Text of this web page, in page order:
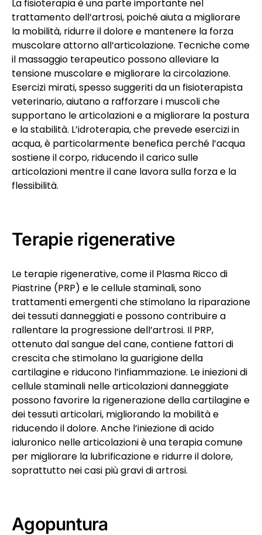
La fisioterapia è una parte importante nel
trattamento dell’artrosi, poiché aiuta a migliorare
la mobilità, ridurre il dolore e mantenere la forza
muscolare attorno all’articolazione. Tecniche come
il massaggio terapeutico possono alleviare la
tensione muscolare e migliorare la circolazione.
Esercizi mirati, spesso suggeriti da un fisioterapista
veterinario, aiutano a rafforzare i muscoli che
supportano le articolazioni e a migliorare la postura
e la stabilità. L’idroterapia, che prevede esercizi in
acqua, è particolarmente benefica perché l’acqua
sostiene il corpo, riducendo il carico sulle
articolazioni mentre il cane lavora sulla forza e la
flessibilità.
Terapie rigenerative
Le terapie rigenerative, come il Plasma Ricco di
Piastrine (PRP) e le cellule staminali, sono
trattamenti emergenti che stimolano la riparazione
dei tessuti danneggiati e possono contribuire a
rallentare la progressione dell’artrosi. Il PRP,
ottenuto dal sangue del cane, contiene fattori di
crescita che stimolano la guarigione della
cartilagine e riducono l’infiammazione. Le iniezioni di
cellule staminali nelle articolazioni danneggiate
possono favorire la rigenerazione della cartilagine e
dei tessuti articolari, migliorando la mobilità e
riducendo il dolore. Anche l’iniezione di acido
ialuronico nelle articolazioni è una terapia comune
per migliorare la lubrificazione e ridurre il dolore,
soprattutto nei casi più gravi di artrosi.
Agopuntura